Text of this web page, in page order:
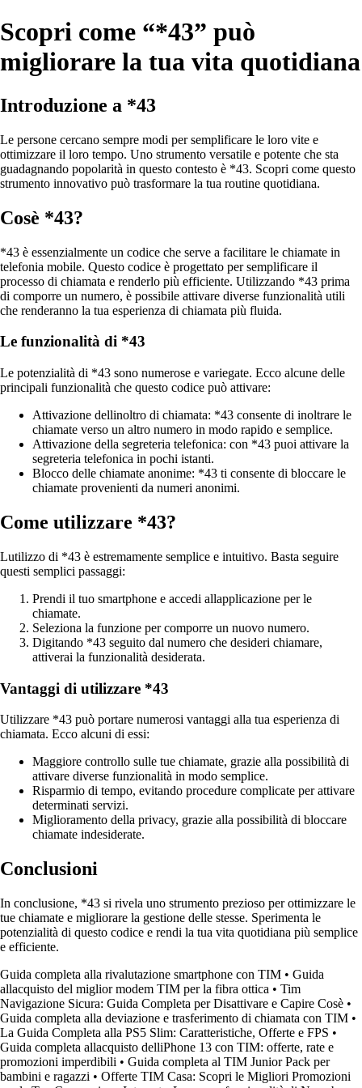
Scopri come “*43” può
migliorare la tua vita quotidiana
Introduzione a *43
Le persone cercano sempre modi per semplificare le loro vite e
ottimizzare il loro tempo. Uno strumento versatile e potente che sta
guadagnando popolarità in questo contesto è *43. Scopri come questo
strumento innovativo può trasformare la tua routine quotidiana.
Cosè *43?
*43 è essenzialmente un codice che serve a facilitare le chiamate in
telefonia mobile. Questo codice è progettato per semplificare il
processo di chiamata e renderlo più efficiente. Utilizzando *43 prima
di comporre un numero, è possibile attivare diverse funzionalità utili
che renderanno la tua esperienza di chiamata più fluida.
Le funzionalità di *43
Le potenzialità di *43 sono numerose e variegate. Ecco alcune delle
principali funzionalità che questo codice può attivare:
Attivazione dellinoltro di chiamata: *43 consente di inoltrare le
chiamate verso un altro numero in modo rapido e semplice.
Attivazione della segreteria telefonica: con *43 puoi attivare la
segreteria telefonica in pochi istanti.
Blocco delle chiamate anonime: *43 ti consente di bloccare le
chiamate provenienti da numeri anonimi.
Come utilizzare *43?
Lutilizzo di *43 è estremamente semplice e intuitivo. Basta seguire
questi semplici passaggi:
Prendi il tuo smartphone e accedi allapplicazione per le
chiamate.
Seleziona la funzione per comporre un nuovo numero.
Digitando *43 seguito dal numero che desideri chiamare,
attiverai la funzionalità desiderata.
Vantaggi di utilizzare *43
Utilizzare *43 può portare numerosi vantaggi alla tua esperienza di
chiamata. Ecco alcuni di essi:
Maggiore controllo sulle tue chiamate, grazie alla possibilità di
attivare diverse funzionalità in modo semplice.
Risparmio di tempo, evitando procedure complicate per attivare
determinati servizi.
Miglioramento della privacy, grazie alla possibilità di bloccare
chiamate indesiderate.
Conclusioni
In conclusione, *43 si rivela uno strumento prezioso per ottimizzare le
tue chiamate e migliorare la gestione delle stesse. Sperimenta le
potenzialità di questo codice e rendi la tua vita quotidiana più semplice
e efficiente.
Guida completa alla rivalutazione smartphone con TIM • Guida
allacquisto del miglior modem TIM per la fibra ottica • Tim
Navigazione Sicura: Guida Completa per Disattivare e Capire Cosè •
Guida completa alla deviazione e trasferimento di chiamata con TIM •
La Guida Completa alla PS5 Slim: Caratteristiche, Offerte e FPS •
Guida completa allacquisto delliPhone 13 con TIM: offerte, rate e
promozioni imperdibili • Guida completa al TIM Junior Pack per
bambini e ragazzi • Offerte TIM Casa: Scopri le Migliori Promozioni